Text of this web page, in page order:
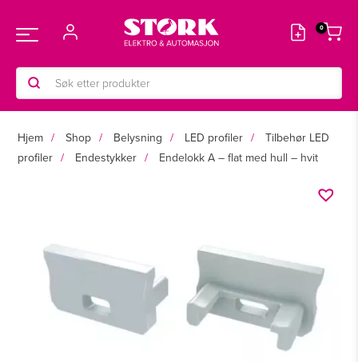
rett
innholdet
Main
Menu
Products
search
Hjem Shop Belysning LED profiler
Tilbehør LED
profiler
Endestykker Endelokk A – flat med hull – hvit